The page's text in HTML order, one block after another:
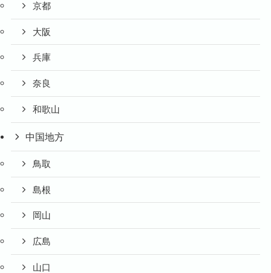
京都
大阪
兵庫
奈良
和歌山
中国地方
鳥取
島根
岡山
広島
山口